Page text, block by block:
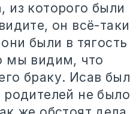
из которого были
он всё-таки
были в тягость
мы видим, что
браку. Исав был
не было